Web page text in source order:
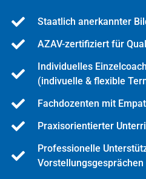
Staatlich anerkannter
AZAV-zertifiziert für
Individuelles
(indivuelle & flexible
Fachdozenten mit
Praxisorientierter
Professionelle
Vorstellungsgesprächen